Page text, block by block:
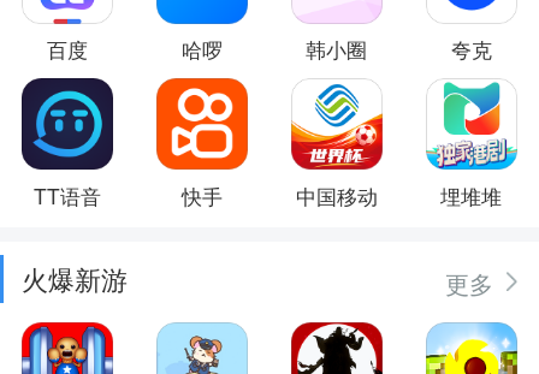
百度 哈啰 韩小圈 夸克
TT语音 快手 中国移动 埋堆堆
火爆新游 更多